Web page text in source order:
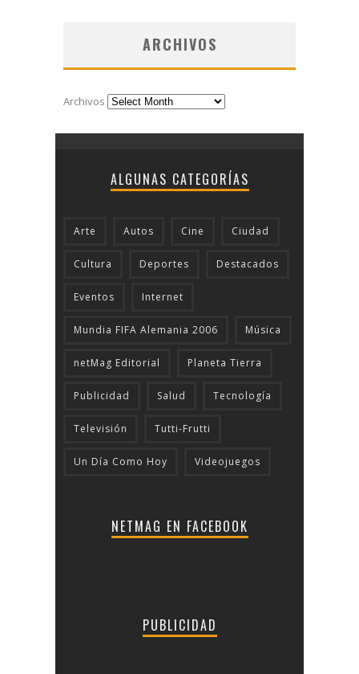
ARCHIVOS
Archivos
ALGUNAS CATEGORÍAS
Arte Autos Cine Ciudad
Cultura Deportes Destacados
Eventos Internet
Mundia FIFA Alemania 2006 Música
netMag Editorial Planeta Tierra
Publicidad Salud Tecnologí­a
Televisión Tutti-Frutti
Un Día Como Hoy Videojuegos
NETMAG EN FACEBOOK
PUBLICIDAD